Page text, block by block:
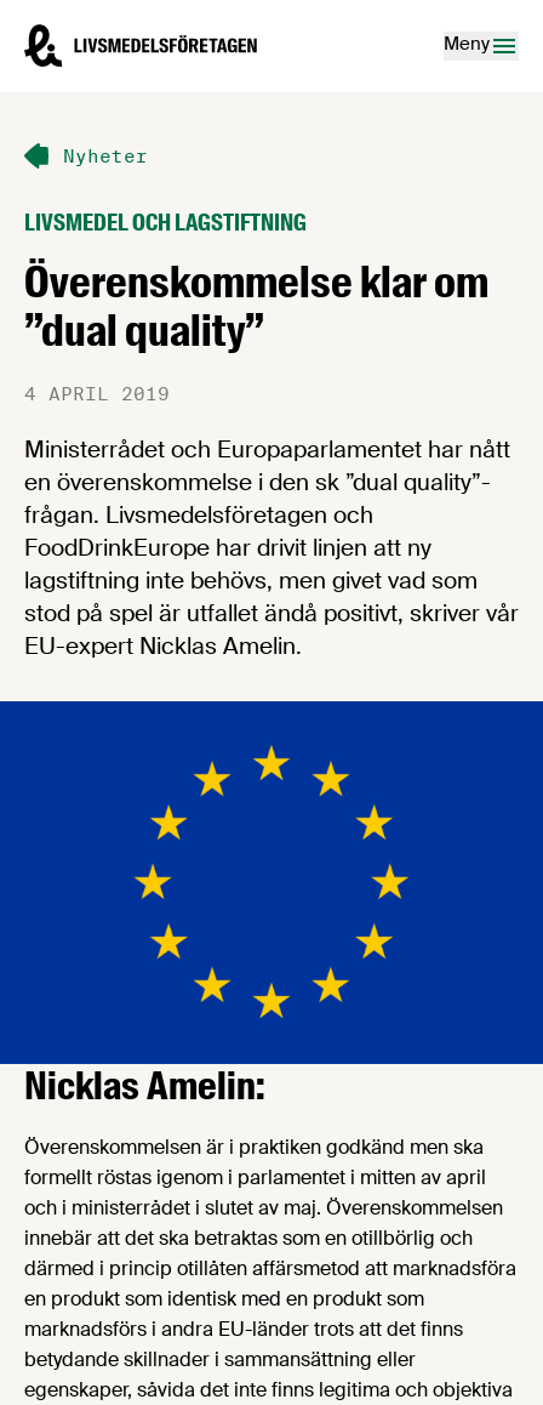
Livsmedelsföretagen – till startsidan
Meny
Nyheter
LIVSMEDEL OCH LAGSTIFTNING
Överenskommelse klar om
”dual quality”
4 APRIL 2019
Ministerrådet och Europaparlamentet har nått
en överenskommelse i den sk ”dual quality”-
frågan. Livsmedelsföretagen och
FoodDrinkEurope har drivit linjen att ny
lagstiftning inte behövs, men givet vad som
stod på spel är utfallet ändå positivt, skriver vår
EU-expert Nicklas Amelin.
Nicklas Amelin:
Överenskommelsen är i praktiken godkänd men ska
formellt röstas igenom i parlamentet i mitten av april
och i ministerrådet i slutet av maj. Överenskommelsen
innebär att det ska betraktas som en otillbörlig och
därmed i princip otillåten affärsmetod att marknadsföra
en produkt som identisk med en produkt som
marknadsförs i andra EU-länder trots att det finns
betydande skillnader i sammansättning eller
egenskaper, såvida det inte finns legitima och objektiva